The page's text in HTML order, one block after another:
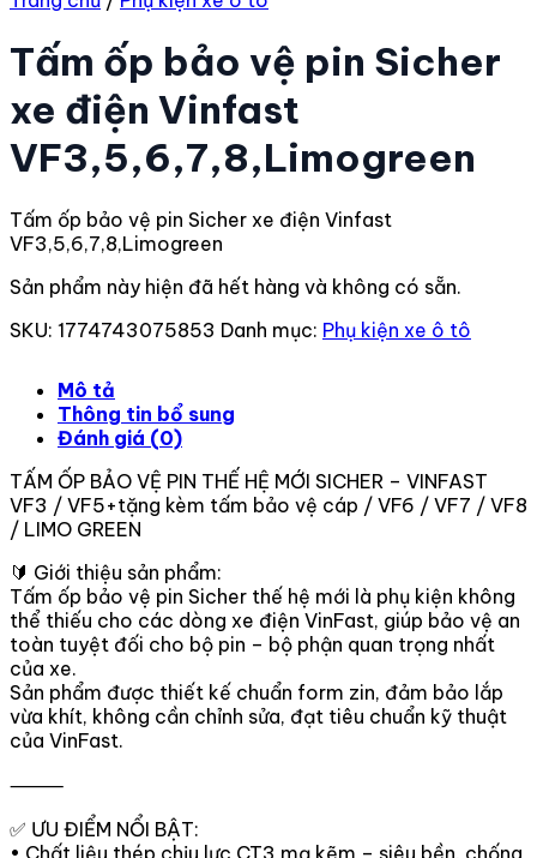
Tấm ốp bảo vệ pin Sicher
xe điện Vinfast
VF3,5,6,7,8,Limogreen
Tấm ốp bảo vệ pin Sicher xe điện Vinfast
VF3,5,6,7,8,Limogreen
Sản phẩm này hiện đã hết hàng và không có sẵn.
SKU: 1774743075853 Danh mục: Phụ kiện xe ô tô
Mô tả
Thông tin bổ sung
Đánh giá (0)
TẤM ỐP BẢO VỆ PIN THẾ HỆ MỚI SICHER – VINFAST
VF3 / VF5+tặng kèm tấm bảo vệ cáp / VF6 / VF7 / VF8
/ LIMO GREEN
🔰 Giới thiệu sản phẩm:
Tấm ốp bảo vệ pin Sicher thế hệ mới là phụ kiện không
thể thiếu cho các dòng xe điện VinFast, giúp bảo vệ an
toàn tuyệt đối cho bộ pin – bộ phận quan trọng nhất
của xe.
Sản phẩm được thiết kế chuẩn form zin, đảm bảo lắp
vừa khít, không cần chỉnh sửa, đạt tiêu chuẩn kỹ thuật
của VinFast.
⸻
✅ ƯU ĐIỂM NỔI BẬT:
• Chất liệu thép chịu lực CT3 mạ kẽm – siêu bền, chống